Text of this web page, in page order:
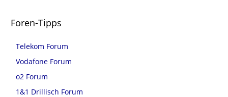
Foren-Tipps
Telekom Forum
Vodafone Forum
o2 Forum
1&1 Drillisch Forum